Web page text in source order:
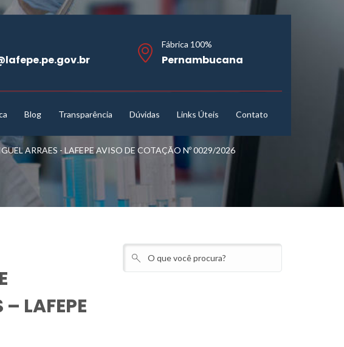
Fábrica 100%
Pernambucana
Blog Transparência Dúvidas Links Úteis Contato
ARRAES - LAFEPE AVISO DE COTAÇÃO Nº 0029/2026
LAFEPE